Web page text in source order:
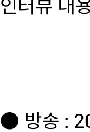
인터뷰 내
● 방송 :